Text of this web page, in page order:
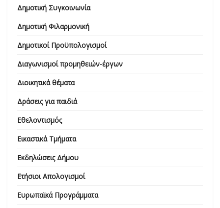
Δημοτική Συγκοινωνία
Δημοτική Φιλαρμονική
Δημοτικοί Προϋπολογισμοί
Διαγωνισμοί προμηθειών-έργων
Διοικητικά θέματα
Δράσεις για παιδιά
Εθελοντισμός
Εικαστικά Τμήματα
Εκδηλώσεις Δήμου
Ετήσιοι Απολογισμοί
Ευρωπαϊκά Προγράμματα